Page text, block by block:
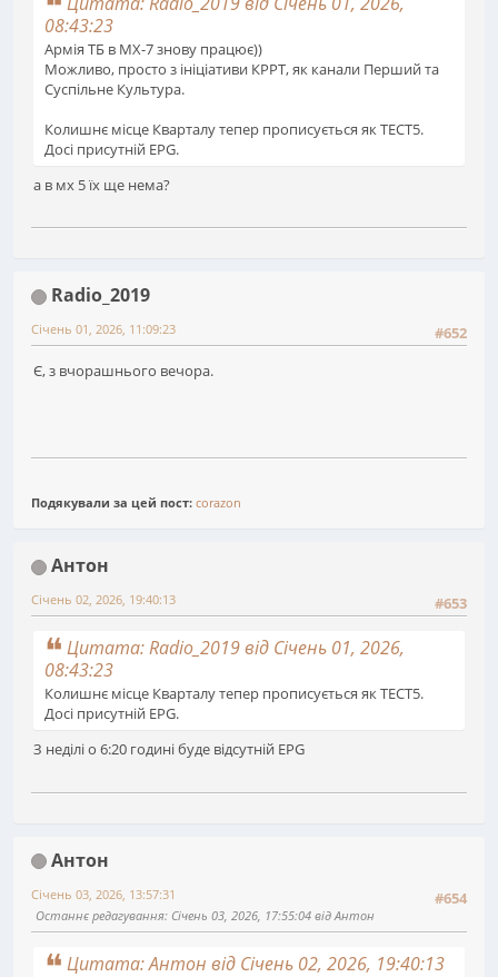
08:43:23
Армія ТБ в MX-7 знову працює))
Можливо, просто з ініціативи КРРТ, як канали Перший та
Суспільне Культура.
Колишнє місце Кварталу тепер прописується як ТЕСТ5.
Досі присутній EPG.
а в мх 5 їх ще нема?
Radio_2019
#652
Січень 01, 2026, 11:09:23
Є, з вчорашнього вечора.
Подякували за цей пост: corazon
Антон
#653
Січень 02, 2026, 19:40:13
Цитата: Radio_2019 від Січень 01, 2026,
08:43:23
Колишнє місце Кварталу тепер прописується як ТЕСТ5.
Досі присутній EPG.
З неділі о 6:20 годині буде відсутній EPG
Антон
#654
Січень 03, 2026, 13:57:31
Останнє редагування: Січень 03, 2026, 17:55:04 від Антон
Цитата: Антон від Січень 02, 2026, 19:40:13